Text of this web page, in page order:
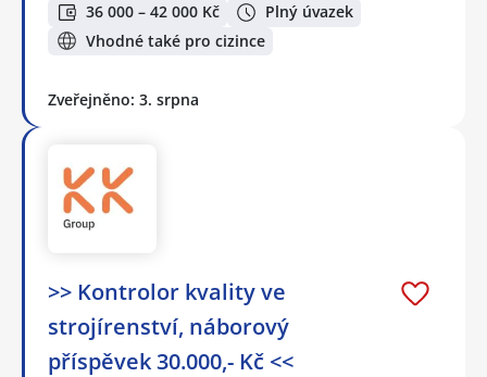
36 000 – 42 000 Kč
Plný úvazek
Vhodné také pro cizince
Zveřejněno: 3. srpna
>> Kontrolor kvality ve
strojírenství, náborový
příspěvek 30.000,- Kč <<